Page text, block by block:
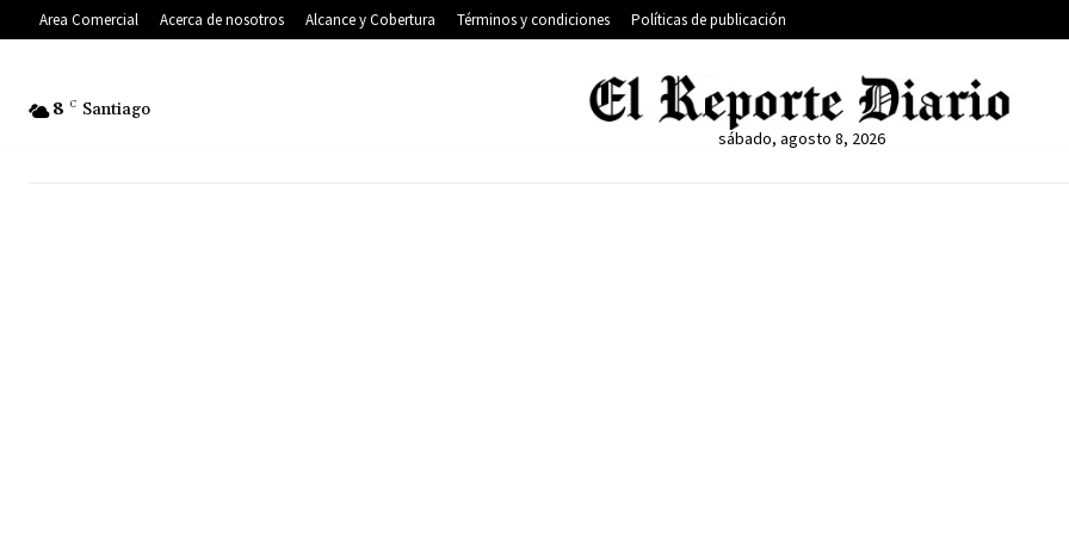
Area Comercial Acerca de nosotros Alcance y Cobertura Términos y condiciones Políticas de publicación
8 C Santiago
sábado, agosto 8, 2026